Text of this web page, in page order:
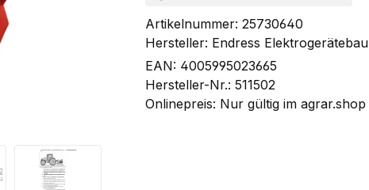
Artikelnummer: 25730640
Hersteller: Endress Elektrogerätebau
EAN: 4005995023665
Hersteller-Nr.: 511502
Onlinepreis: Nur gültig im agrar.shop